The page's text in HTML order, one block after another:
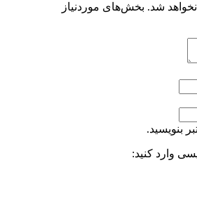
شد. بخش‌های موردنیاز
بنویسید.
وارد کنید: